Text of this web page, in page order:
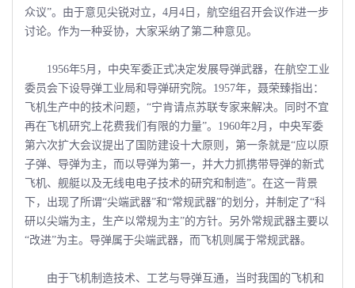
众议”。由于意见尖锐对立，4月4日，航空组召开会议作进一步
讨论。作为一种妥协，大家采纳了第二种意见。
1956年5月，中央军委正式决定发展导弹武器，在航空工业
委员会下设导弹工业局和导弹研究院。1957年，聂荣臻指出：
飞机生产中的技术问题，“宁肯请点苏联专家来解决。同时不宜
再在飞机研究上花费我们有限的力量”。1960年2月，中央军委
第六次扩大会议提出了国防建设十大原则，第一条就是“应以原
子弹、导弹为主，而以导弹为第一，并大力抓携带导弹的新式
飞机、舰艇以及无线电电子技术的研究和制造”。在这一背景
下，出现了所谓“尖端武器”和“常规武器”的划分，并制定了“科
研以尖端为主，生产以常规为主”的方针。另外常规武器主要以
“改进”为主。导弹属于尖端武器，而飞机则属于常规武器。
由于飞机制造技术、工艺与导弹互通，当时我国的飞机和